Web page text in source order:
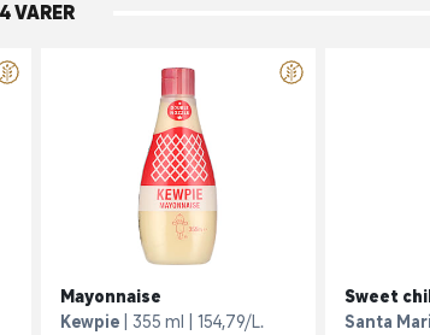
4 VARER
Mayonnaise
Kewpie
355 ml 154,79/L.
Sweet
Santa